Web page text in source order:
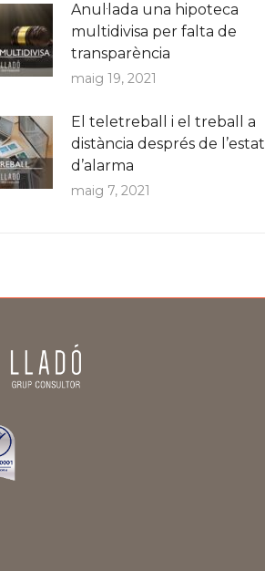
Anul·lada una hipoteca
multidivisa per falta de
transparència
maig 19, 2021
El teletreball i el treball a
distància després de l’estat
d’alarma
maig 7, 2021